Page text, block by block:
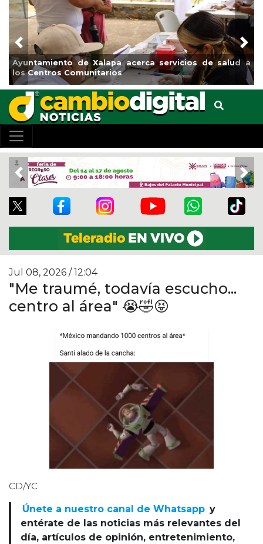
Ayuntamiento de Xalapa acerca servicios de salud a
los Centros Comunitarios
Previous
Previous
Jul 08, 2026 / 12:04
"Me traumé, todavía escucho...
centro al área" 😭🤣😝
CD/YC
Únete a nuestro canal de Whatsapp y
entérate de las noticias más relevantes del
día, artículos de opinión, entretenimiento,